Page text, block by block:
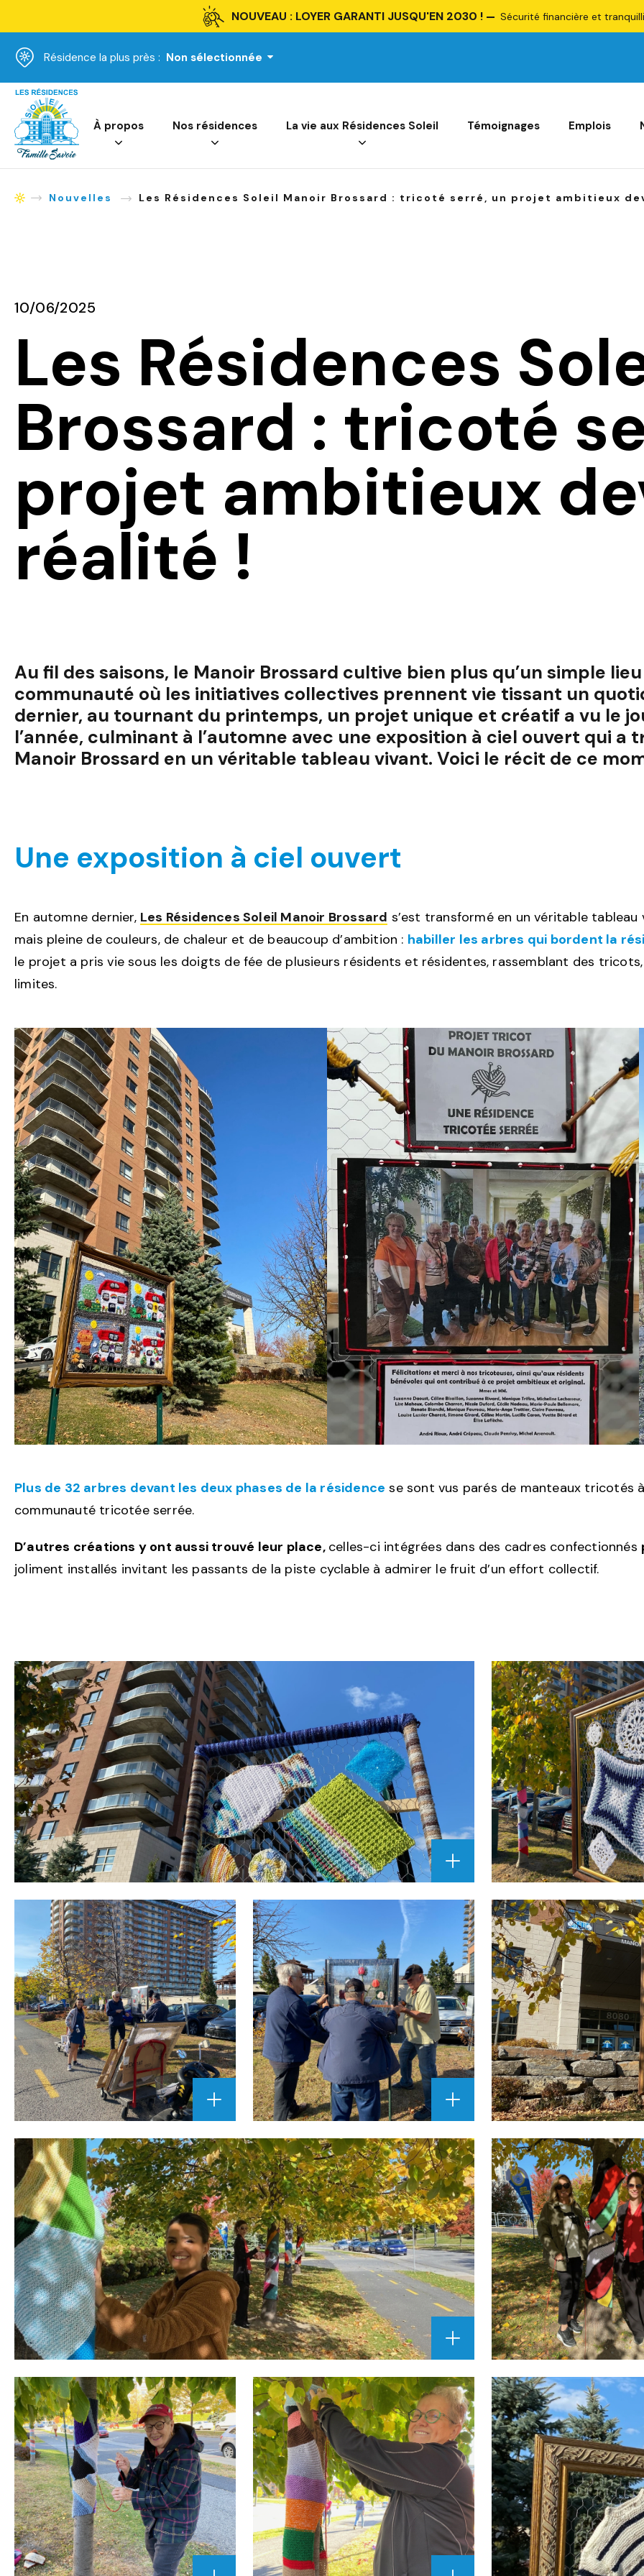
NOUVEAU : LOYER GARANTI JUSQU'EN 2030 ! Sécurité financière et
Résidence la plus près : Non sélectionnée
Accueil
À propos Nos résidences La vie aux Résidences Soleil Témoignages Emplois
AccueilNouvelles Les Résidences Soleil Manoir Brossard : tricoté serré, un projet ambitieux
10/06/2025
Les Résidences
Brossard : tricoté
projet ambitieux
réalité !
Au fil des saisons, le Manoir Brossard cultive bien plus qu’un simple
communauté où les initiatives collectives prennent vie tissant un
dernier, au tournant du printemps, un projet unique et créatif a vu le
l’année, culminant à l’automne avec une exposition à ciel ouvert qui a
Manoir Brossard en un véritable tableau vivant. Voici le récit de ce
Une exposition à ciel ouvert
En automne dernier, Les Résidences Soleil Manoir Brossard s’est transformé en un véritable
mais pleine de couleurs, de chaleur et de beaucoup d’ambition : habiller les arbres qui bordent la
le projet a pris vie sous les doigts de fée de plusieurs résidents et résidentes, rassemblant des
limites.
Plus de 32 arbres devant les deux phases de la résidence se sont vus parés de manteaux tricotés
communauté tricotée serrée.
D’autres créations y ont aussi trouvé leur place, celles-ci intégrées dans des cadres confectionnés
joliment installés invitant les passants de la piste cyclable à admirer le fruit d’un effort collectif.
AGRANDIR
L'IMAGE
AGRANDIR
L'IMAGE
AGRANDIR
L'IMAGE
AGRANDIR
L'IMAGE